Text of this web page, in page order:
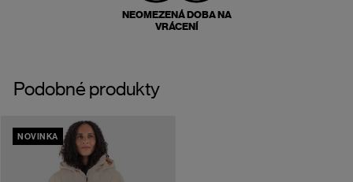
NEOMEZENÁ DOBA NA
VRÁCENÍ
Podobné produkty
NOVINKA